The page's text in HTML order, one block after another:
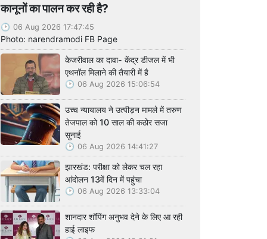
कानूनों का पालन कर रही है?
06 Aug 2026 17:47:45
Photo: narendramodi FB Page
केजरीवाल का दावा- केंद्र डीजल में भी
एथनॉल मिलाने की तैयारी में है
06 Aug 2026 15:06:54
उच्च न्यायालय ने उत्पीड़न मामले में तरुण
तेजपाल को 10 साल की कठोर सजा
सुनाई
06 Aug 2026 14:41:27
झारखंड: परीक्षा को लेकर चल रहा
आंदोलन 13वें दिन में पहुंचा
06 Aug 2026 13:33:04
शानदार शॉपिंग अनुभव देने के लिए आ रही
हाई लाइफ